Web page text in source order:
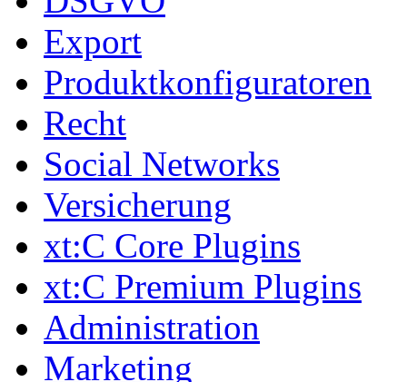
Export
Produktkonfiguratoren
Recht
Social Networks
Versicherung
xt:C Core Plugins
xt:C Premium Plugins
Administration
Marketing